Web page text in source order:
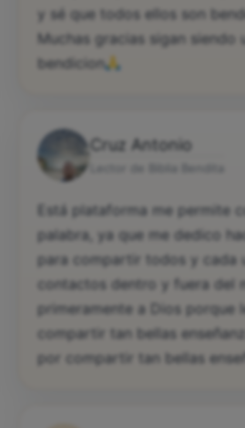
y sé que todos ellos son
Muchas gracias sigan siendo
bendicion
Cruz Antonio
Está plataforma me permite
palabra, ya que me dedico
para compartir todos y cada
contactos dentro y fuera del
primeramente a Dios porque
compartir tan bellas
por compartir tan bellas